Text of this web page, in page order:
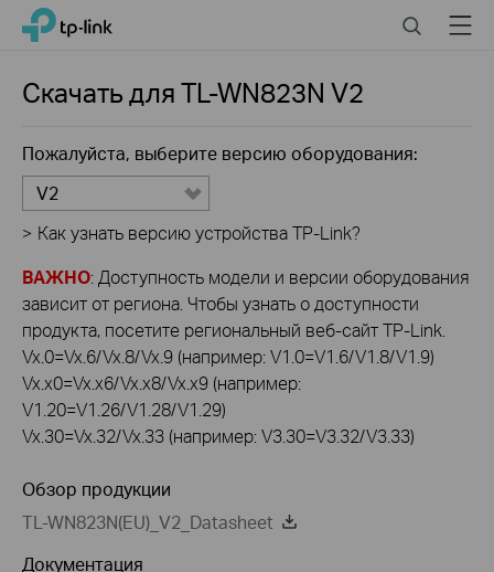
Click
navigation
TP-Link, Reliably Smart SearchMenu
Скачать дляTL-WN823N V2
Пожалуйста, выберите версию оборудования:
V2
> Как узнать версию устройства TP-Link?
ВАЖНО: Доступность модели и версии оборудования
зависит от региона. Чтобы узнать о доступности
продукта, посетите региональный веб-сайт TP-Link.
Vx.0=Vx.6/Vx.8/Vx.9 (например: V1.0=V1.6/V1.8/V1.9)
Vx.x0=Vx.x6/Vx.x8/Vx.x9 (например:
V1.20=V1.26/V1.28/V1.29)
Vx.30=Vx.32/Vx.33 (например: V3.30=V3.32/V3.33)
Обзор продукции
TL-WN823N(EU)_V2_Datasheet
Документация